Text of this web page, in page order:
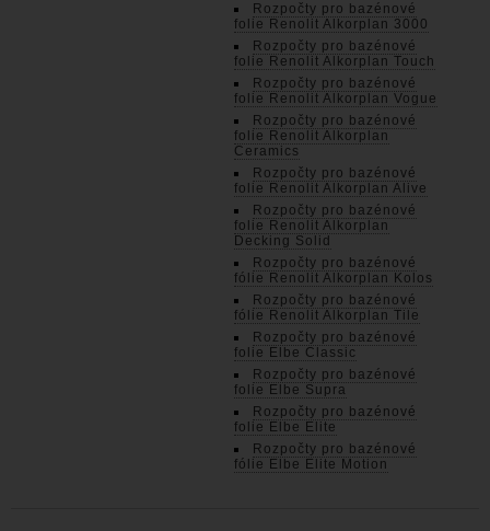
Rozpočty pro bazénové
folie Renolit Alkorplan 3000
Rozpočty pro bazénové
folie Renolit Alkorplan Touch
Rozpočty pro bazénové
folie Renolit Alkorplan Vogue
Rozpočty pro bazénové
folie Renolit Alkorplan
Ceramics
Rozpočty pro bazénové
folie Renolit Alkorplan Alive
Rozpočty pro bazénové
folie Renolit Alkorplan
Decking Solid
Rozpočty pro bazénové
fólie Renolit Alkorplan Kolos
Rozpočty pro bazénové
fólie Renolit Alkorplan Tile
Rozpočty pro bazénové
folie Elbe Classic
Rozpočty pro bazénové
folie Elbe Supra
Rozpočty pro bazénové
folie Elbe Elite
Rozpočty pro bazénové
fólie Elbe Elite Motion